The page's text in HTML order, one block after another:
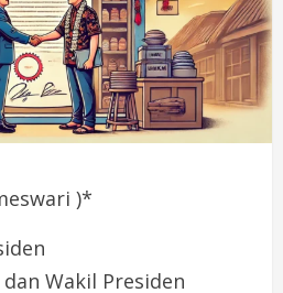
)*
Wakil Presiden